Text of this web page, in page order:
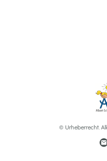
© Urheberrecht.